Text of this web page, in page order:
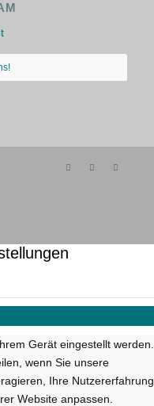
Gerät eingestellt werden.
wenn Sie unsere
Ihre Nutzererfahrung
Website anpassen.